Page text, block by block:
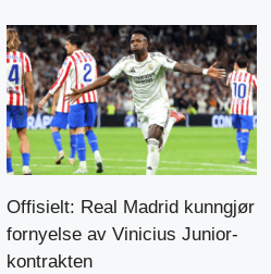
Offisielt: Real Madrid kunngjør
fornyelse av Vinicius Junior-
kontrakten